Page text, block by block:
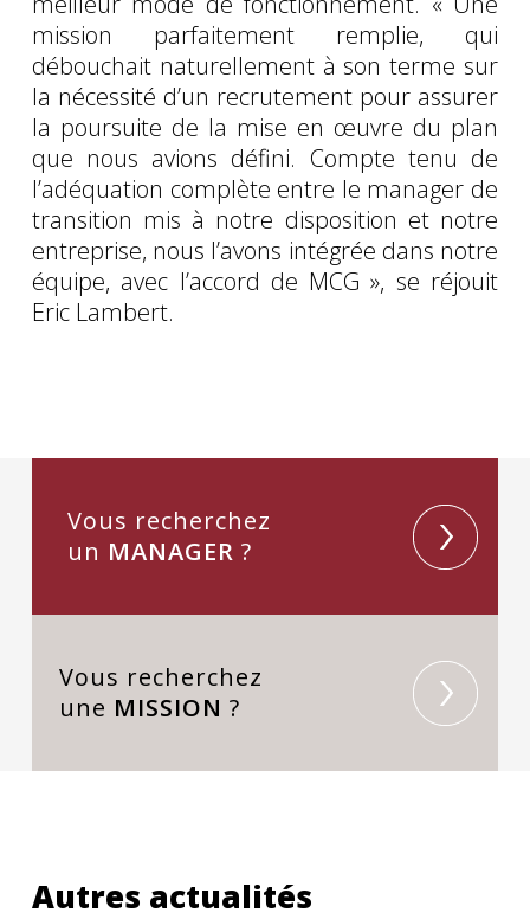
mission parfaitement remplie, qui
débouchait naturellement à son terme sur
la nécessité d’un recrutement pour assurer
la poursuite de la mise en œuvre du plan
que nous avions défini. Compte tenu de
l’adéquation complète entre le manager de
transition mis à notre disposition et notre
entreprise, nous l’avons intégrée dans notre
équipe, avec l’accord de MCG », se réjouit
Eric Lambert.
Vous recherchez
un MANAGER ?
Vous recherchez
une MISSION ?
Autres actualités